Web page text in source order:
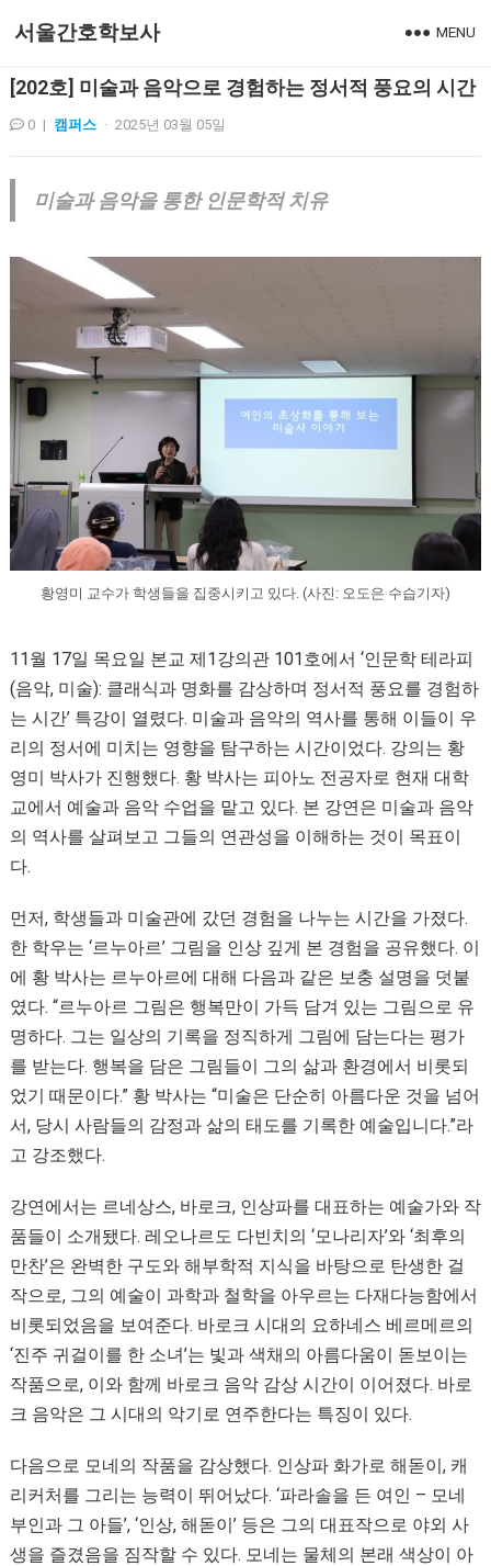
서울간호학보사 MENU
[202호] 미술과 음악으로 경험하는 정서적 풍요의 시간
0 | 캠퍼스 · 2025년 03월 05일
미술과 음악을 통한 인문학적 치유
황영미 교수가 학생들을 집중시키고 있다. (사진: 오도은 수습기자)
11월 17일 목요일 본교 제1강의관 101호에서 ‘인문학 테라피
(음악, 미술): 클래식과 명화를 감상하며 정서적 풍요를 경험하
는 시간’ 특강이 열렸다. 미술과 음악의 역사를 통해 이들이 우
리의 정서에 미치는 영향을 탐구하는 시간이었다. 강의는 황
영미 박사가 진행했다. 황 박사는 피아노 전공자로 현재 대학
교에서 예술과 음악 수업을 맡고 있다. 본 강연은 미술과 음악
의 역사를 살펴보고 그들의 연관성을 이해하는 것이 목표이
다.
먼저, 학생들과 미술관에 갔던 경험을 나누는 시간을 가졌다.
한 학우는 ‘르누아르’ 그림을 인상 깊게 본 경험을 공유했다. 이
에 황 박사는 르누아르에 대해 다음과 같은 보충 설명을 덧붙
였다. “르누아르 그림은 행복만이 가득 담겨 있는 그림으로 유
명하다. 그는 일상의 기록을 정직하게 그림에 담는다는 평가
를 받는다. 행복을 담은 그림들이 그의 삶과 환경에서 비롯되
었기 때문이다.” 황 박사는 “미술은 단순히 아름다운 것을 넘어
서, 당시 사람들의 감정과 삶의 태도를 기록한 예술입니다.”라
고 강조했다.
강연에서는 르네상스, 바로크, 인상파를 대표하는 예술가와 작
품들이 소개됐다. 레오나르도 다빈치의 ‘모나리자’와 ‘최후의
만찬’은 완벽한 구도와 해부학적 지식을 바탕으로 탄생한 걸
작으로, 그의 예술이 과학과 철학을 아우르는 다재다능함에서
비롯되었음을 보여준다. 바로크 시대의 요하네스 베르메르의
‘진주 귀걸이를 한 소녀’는 빛과 색채의 아름다움이 돋보이는
작품으로, 이와 함께 바로크 음악 감상 시간이 이어졌다. 바로
크 음악은 그 시대의 악기로 연주한다는 특징이 있다.
다음으로 모네의 작품을 감상했다. 인상파 화가로 해돋이, 캐
리커처를 그리는 능력이 뛰어났다. ‘파라솔을 든 여인 – 모네
부인과 그 아들’, ‘인상, 해돋이’ 등은 그의 대표작으로 야외 사
생을 즐겼음을 짐작할 수 있다. 모네는 물체의 본래 색상이 아